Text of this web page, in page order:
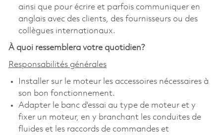
ainsi que pour écrire et parfois communiquer en
anglais avec des clients, des fournisseurs ou des
collègues internationaux.
À quoi ressemblera votre quotidien?
Responsabilités générales
Installer sur le moteur les accessoires nécessaires à
son bon fonctionnement.
Adapter le banc d'essai au type de moteur et y
fixer un moteur, en y branchant les conduites de
fluides et les raccords de commandes et